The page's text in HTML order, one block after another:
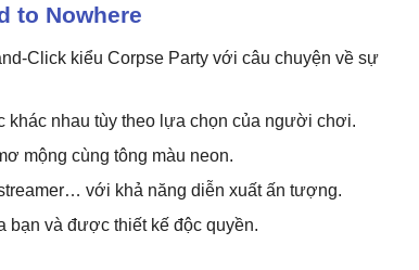
to Nowhere
Click kiểu Corpse Party với câu chuyện về sự
khác nhau tùy theo lựa chọn của người chơi.
mộng cùng tông màu neon.
với khả năng diễn xuất ấn tượng.
bạn và được thiết kế độc quyền.